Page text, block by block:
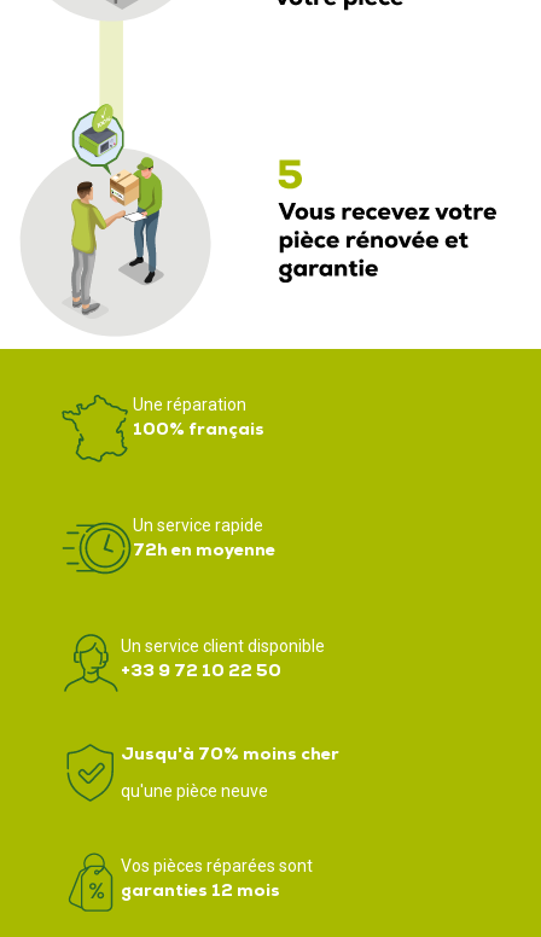
Une réparation
100% français
Un service rapide
72h en moyenne
Un service client disponible
+33 9 72 10 22 50
Jusqu'à 70% moins cher
qu'une pièce neuve
Vos pièces réparées sont
garanties 12 mois